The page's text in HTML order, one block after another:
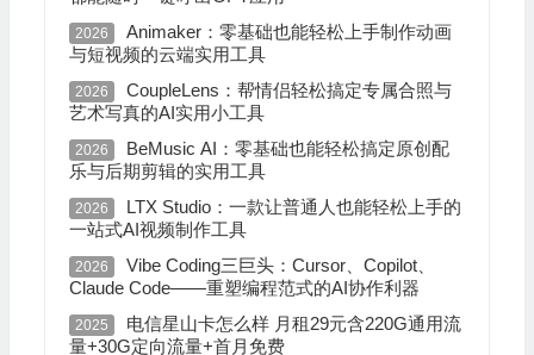
2026
Animaker：零基础也能轻松上手制作动画
与短视频的云端实用工具
2026
CoupleLens：帮情侣轻松搞定专属合照与
艺术写真的AI实用小工具
2026
BeMusic AI：零基础也能轻松搞定原创配
乐与后期剪辑的实用工具
2026
LTX Studio：一款让普通人也能轻松上手的
一站式AI视频制作工具
2026
Vibe Coding三巨头：Cursor、Copilot、
Claude Code——重塑编程范式的AI协作利器
2025
电信星山卡怎么样 月租29元含220G通用流
量+30G定向流量+首月免费